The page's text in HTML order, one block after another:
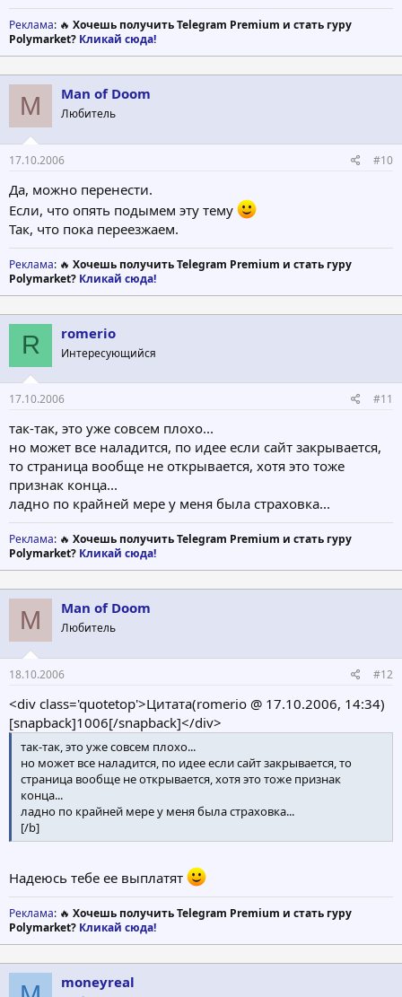
Реклама: 🔥 Хочешь получить Telegram Premium и стать гуру
Polymarket? Кликай сюда!
M Man of Doom
Любитель
17.10.2006 #10
Да, можно перенести.
Если, что опять подымем эту тему
Так, что пока переезжаем.
Реклама: 🔥 Хочешь получить Telegram Premium и стать гуру
Polymarket? Кликай сюда!
R romerio
Интересующийся
17.10.2006 #11
так-так, это уже совсем плохо...
но может все наладится, по идее если сайт закрывается,
то страница вообще не открывается, хотя это тоже
признак конца...
ладно по крайней мере у меня была страховка...
Реклама: 🔥 Хочешь получить Telegram Premium и стать гуру
Polymarket? Кликай сюда!
M Man of Doom
Любитель
18.10.2006 #12
<div class='quotetop'>Цитата(romerio @ 17.10.2006, 14:34)
[snapback]1006[/snapback]</div>
так-так, это уже совсем плохо...
но может все наладится, по идее если сайт закрывается, то
страница вообще не открывается, хотя это тоже признак
конца...
ладно по крайней мере у меня была страховка...
[/b]
Надеюсь тебе ее выплатят
Реклама: 🔥 Хочешь получить Telegram Premium и стать гуру
Polymarket? Кликай сюда!
moneyreal